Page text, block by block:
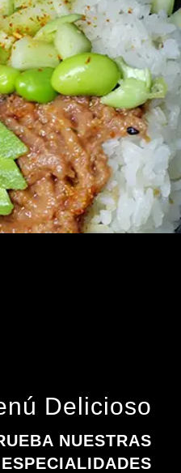
Delicioso
NUESTRAS
ESPECIALIDADES